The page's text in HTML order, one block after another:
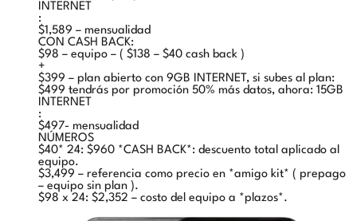
INTERNET
:
$1,589 – mensualidad
CON CASH BACK:
$98 – equipo – ( $138 – $40 cash back )
+
$399 – plan abierto con 9GB INTERNET, si subes al plan:
$499 tendrás por promoción 50% más datos, ahora: 15GB
INTERNET
:
$497- mensualidad
NÚMEROS
$40* 24: $960 *CASH BACK*: descuento total aplicado al
equipo.
$3,499 – referencia como precio en *amigo kit* ( prepago
– equipo sin plan ).
$98 x 24: $2,352 – costo del equipo a *plazos*.